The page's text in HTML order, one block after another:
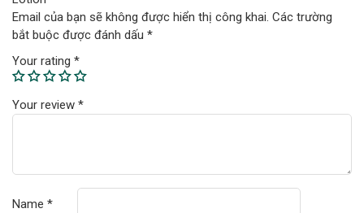
Email của bạn sẽ không được hiển thị công khai. Các trường
bắt buộc được đánh dấu *
Your rating *
Your review *
Name *